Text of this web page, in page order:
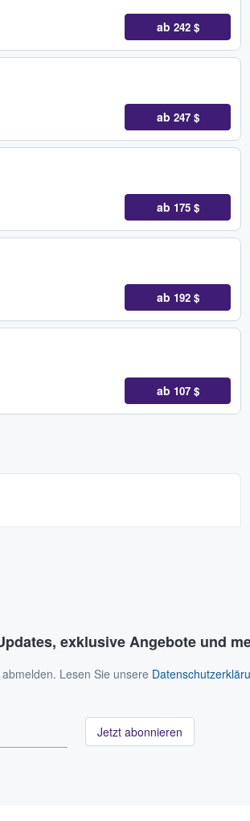
ab 242 $
ab 247 $
ab 175 $
ab 192 $
ab 107 $
exklusive Angebote und
Lesen Sie unsere
Jetzt abonnieren